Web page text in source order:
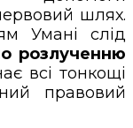
шлях.
Умані слід
розлученню
всі тонкощі
правовий